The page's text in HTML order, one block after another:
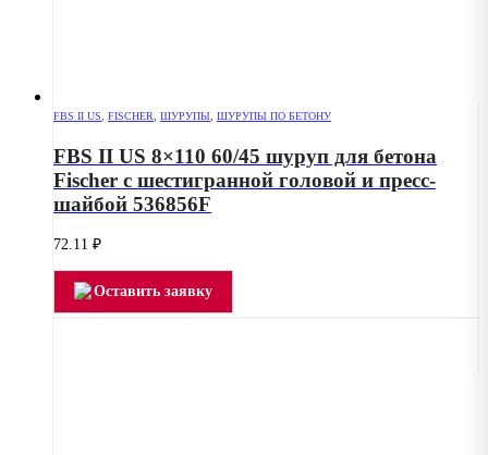
FBS II US FISCHER ШУРУПЫ ШУРУПЫ ПО БЕТОНУ
FBS II US 8×110 60/45 шуруп для бетона
Fischer с шестигранной головой и пресс-
шайбой 536856F
72.11 ₽
Оставить заявку